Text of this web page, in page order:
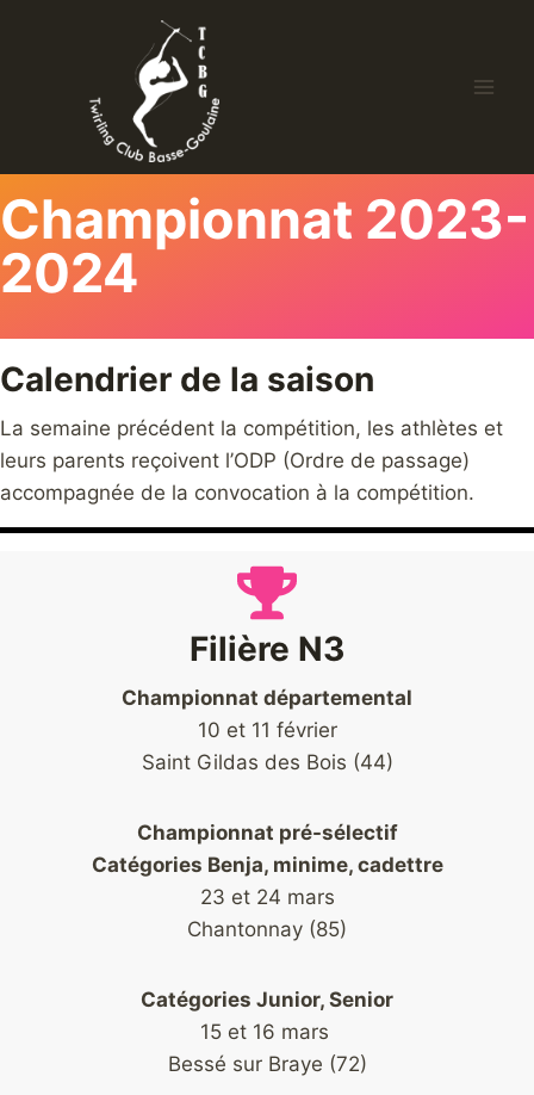
Championnat 2023-
2024
Calendrier de la saison
La semaine précédent la compétition, les athlètes et
leurs parents reçoivent l’ODP (Ordre de passage)
accompagnée de la convocation à la compétition.
Filière N3
Championnat départemental
10 et 11 février
Saint Gildas des Bois (44)
Championnat pré-sélectif
Catégories Benja, minime, cadettre
23 et 24 mars
Chantonnay (85)
Catégories Junior, Senior
15 et 16 mars
Bessé sur Braye (72)